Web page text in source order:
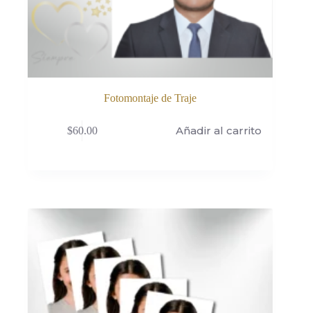
Fotomontaje de Traje
$60.00 Añadir al carrito